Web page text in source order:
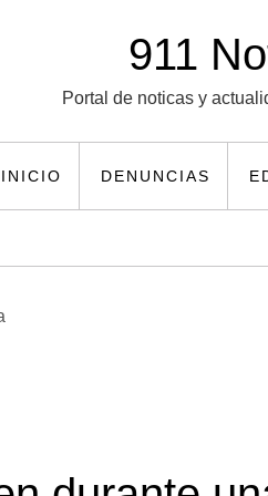
911
Portal de noticas y
INICIO DENUNCIAS